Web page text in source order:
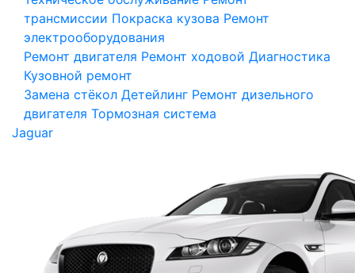
трансмиссии Покраска кузова Ремонт
электрооборудования
Ремонт двигателя Ремонт ходовой Диагностика
Кузовной ремонт
Замена стёкол Детейлинг Ремонт дизельного
двигателя Тормозная система
Jaguar